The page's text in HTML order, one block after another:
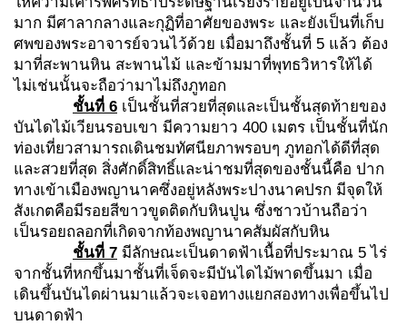
มาก มีศาลากลางและกุฏิที่อาศัยของพระ และยังเป็นที่เก็บ
ศพของพระอาจารย์จวนไว้ด้วย เมื่อมาถึงชั้นที่ 5 แล้ว ต้อง
มาที่สะพานหิน สะพานไม้ และข้ามมาที่พุทธวิหารให้ได้
ไม่เช่นนั้นจะถือว่ามาไม่ถึงภูทอก
ชั้นที่ 6 เป็นชั้นที่สวยที่สุดและเป็นชั้นสุดท้ายของ
บันไดไม้เวียนรอบเขา มีความยาว 400 เมตร เป็นชั้นที่นัก
ท่องเที่ยวสามารถเดินชมทัศนียภาพรอบๆ ภูทอกได้ดีที่สุด
และสวยที่สุด สิ่งศักดิ์สิทธิ์และน่าชมที่สุดของชั้นนี้คือ ปาก
ทางเข้าเมืองพญานาคซึ่งอยู่หลังพระปางนาคปรก มีจุดให้
สังเกตคือมีรอยสีขาวขูดติดกับหินปูน ซึ่งชาวบ้านถือว่า
เป็นรอยถลอกที่เกิดจากท้องพญานาคสัมผัสกับหิน
ชั้นที่ 7 มีลักษณะเป็นดาดฟ้าเนื้อที่ประมาณ 5 ไร่
จากชั้นที่หกขึ้นมาชั้นที่เจ็ดจะมีบันไดไม้พาดขึ้นมา เมื่อ
เดินขึ้นบันไดผ่านมาแล้วจะเจอทางแยกสองทางเพื่อขึ้นไป
บนดาดฟ้า